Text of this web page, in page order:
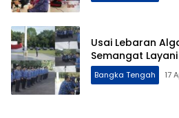
Usai Lebaran
Semangat
Bangka Tengah 17